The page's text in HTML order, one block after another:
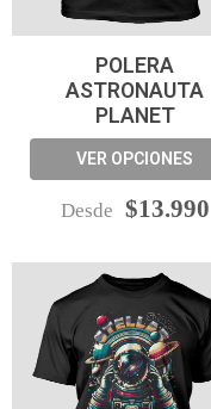
POLERA
ASTRONAUTA
PLANET
VER OPCIONES
Desde $13.990